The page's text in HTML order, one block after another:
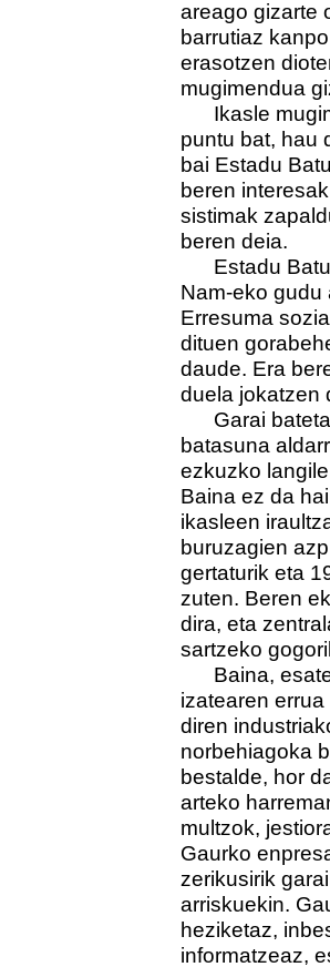
areago gizarte
barrutiaz
erasotzen
mugimendua
Ikasle
puntu bat, hau
bai Estadu
beren
sistimak
beren deia.
Estadu
Nam-eko gudu
Erresuma
dituen
daude. Era
duela jokatzen
Garai
batasuna
ezkuzko
Baina ez da
ikasleen
buruzagien
gertaturik eta
zuten. Beren
dira, eta
sartzeko
Baina, esate
izatearen
diren
norbehiagoka
bestalde, hor
arteko
multzok,
Gaurko
zerikusirik
arriskuekin.
heziketaz,
informatzeaz,